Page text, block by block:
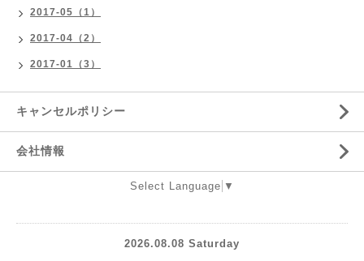
2017-05（1）
2017-04（2）
2017-01（3）
キャンセルポリシー
会社情報
Select Language ▼
2026.08.08 Saturday